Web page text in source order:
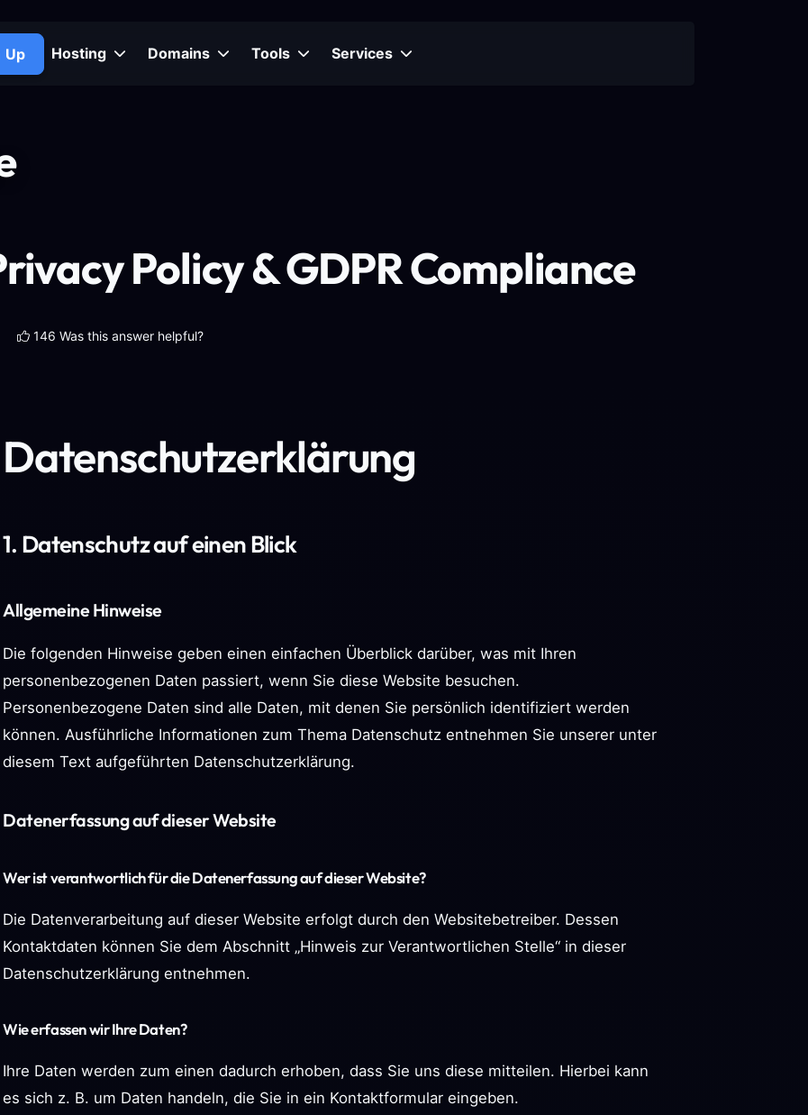
Up Hosting Domains Tools Services
Policy & GDPR Compliance
146 Was this answer helpful?
Datenschutz­erklärung
1. Datenschutz auf einen Blick
Allgemeine Hinweise
Die folgenden Hinweise geben einen einfachen Überblick darüber, was mit Ihren
personenbezogenen Daten passiert, wenn Sie diese Website besuchen.
Personenbezogene Daten sind alle Daten, mit denen Sie persönlich identifiziert werden
können. Ausführliche Informationen zum Thema Datenschutz entnehmen Sie unserer unter
diesem Text aufgeführten Datenschutzerklärung.
Datenerfassung auf dieser Website
Wer ist verantwortlich für die Datenerfassung auf dieser Website?
Die Datenverarbeitung auf dieser Website erfolgt durch den Websitebetreiber. Dessen
Kontaktdaten können Sie dem Abschnitt „Hinweis zur Verantwortlichen Stelle“ in dieser
Datenschutzerklärung entnehmen.
Wie erfassen wir Ihre Daten?
Ihre Daten werden zum einen dadurch erhoben, dass Sie uns diese mitteilen. Hierbei kann
es sich z. B. um Daten handeln, die Sie in ein Kontaktformular eingeben.